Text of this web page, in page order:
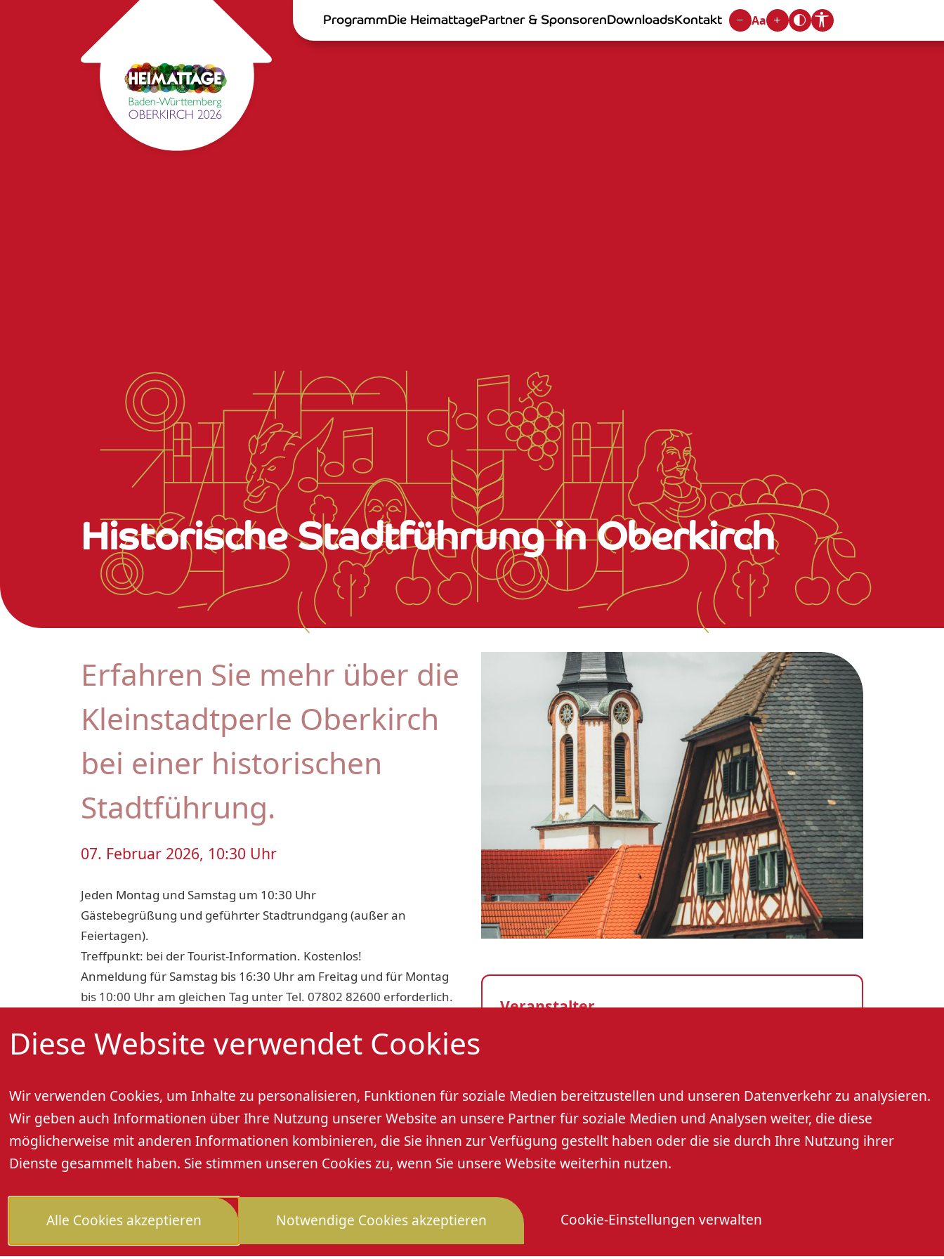
Diese Website verwendet Cookies
Wir verwenden Cookies, um Inhalte zu personalisieren, Funktionen für soziale Medien bereitzustellen und unseren Datenverkehr zu analysieren.
Wir geben auch Informationen über Ihre Nutzung unserer Website an unsere Partner für soziale Medien und Analysen weiter, die diese
möglicherweise mit anderen Informationen kombinieren, die Sie ihnen zur Verfügung gestellt haben oder die sie durch Ihre Nutzung ihrer
Dienste gesammelt haben. Sie stimmen unseren Cookies zu, wenn Sie unsere Website weiterhin nutzen.
Alle Cookies akzeptieren Notwendige Cookies akzeptieren Cookie-Einstellungen verwalten
ProgrammDie HeimattagePartner & SponsorenDownloadsKontakt Aa
Historische Stadtführung in Oberkirch
Erfahren Sie mehr über die
Kleinstadtperle Oberkirch
bei einer historischen
Stadtführung.
07. Februar 2026, 10:30 Uhr
Jeden Montag und Samstag um 10:30 Uhr
Gästebegrüßung und geführter Stadtrundgang (außer an
Feiertagen).
Treffpunkt: bei der Tourist-Information. Kostenlos!
Anmeldung für Samstag bis 16:30 Uhr am Freitag und für Montag
bis 10:00 Uhr am gleichen Tag unter Tel. 07802 82600 erforderlich.
Veranstalter
Veranstaltungsort
Tourist Information
Bahnhofstraße 16
77704 Oberkirch